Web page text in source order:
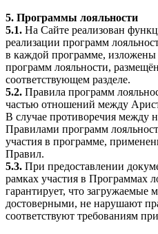
5. Программы лояльности
5.1. На Сайте реализован
реализации программ
в каждой программе,
программ лояльности,
соответствующем разделе.
5.2. Правила программ
частью отношений между
В случае противоречия между
Правилами программ
участия в программе,
Правил.
5.3. При предоставлении
рамках участия в Программах
гарантирует, что загружаемые
достоверными, не нарушают
соответствуют требованиям